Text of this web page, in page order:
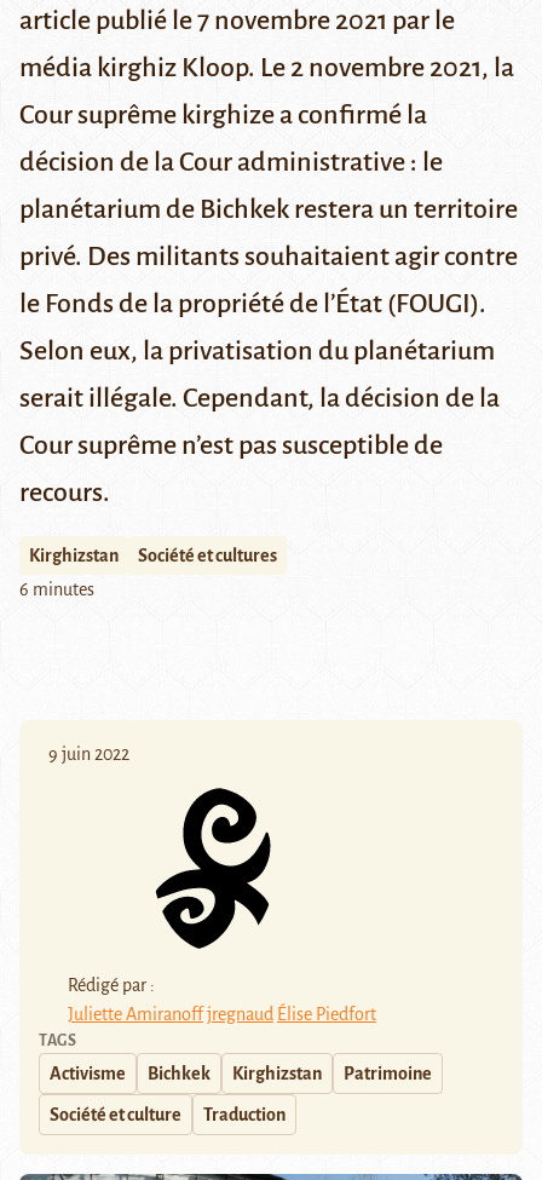
article publié le 7 novembre 2021 par le
média kirghiz Kloop. Le 2 novembre 2021, la
Cour suprême kirghize a confirmé la
décision de la Cour administrative : le
planétarium de Bichkek restera un territoire
privé. Des militants souhaitaient agir contre
le Fonds de la propriété de l’État (FOUGI).
Selon eux, la privatisation du planétarium
serait illégale. Cependant, la décision de la
Cour suprême n’est pas susceptible de
recours.
Kirghizstan
Société et cultures
6 minutes
9 juin 2022
Rédigé par :
Juliette Amiranoffjregnaud Élise Piedfort
TAGS
Activisme Bichkek Kirghizstan Patrimoine
Société et culture Traduction